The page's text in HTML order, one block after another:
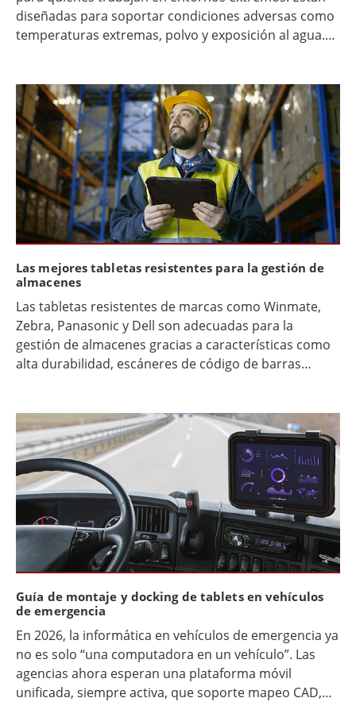
diseñadas para soportar condiciones adversas como
temperaturas extremas, polvo y exposición al agua.
entornos difíciles.
Las mejores tabletas resistentes para la gestión de
almacenes
Las tabletas resistentes de marcas como Winmate,
Zebra, Panasonic y Dell son adecuadas para la
gestión de almacenes gracias a características como
alta durabilidad, escáneres de código de barras
Guía de montaje y docking de tablets en vehículos
de emergencia
En 2026, la informática en vehículos de emergencia ya
no es solo “una computadora en un vehículo”. Las
agencias ahora esperan una plataforma móvil
unificada, siempre activa, que soporte mapeo CAD,